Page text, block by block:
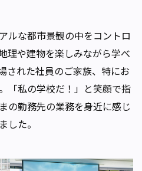
ルな都市景観の中をコントロ
理や建物を楽しみながら学べ
された社員のご家族、特にお
「私の学校だ！」と笑顔で指
の勤務先の業務を身近に感じ
した。